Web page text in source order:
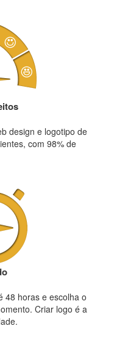
design e logotipo de
com 98% de
48 horas e escolha o
Criar logo é a